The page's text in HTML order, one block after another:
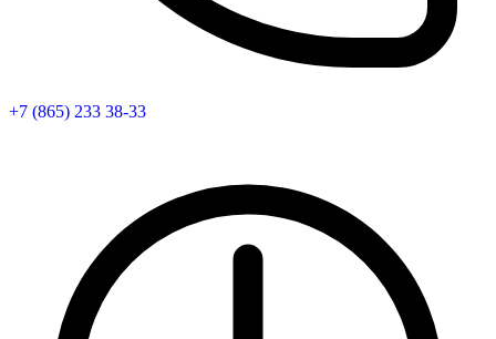
+7 (865) 233 38-33